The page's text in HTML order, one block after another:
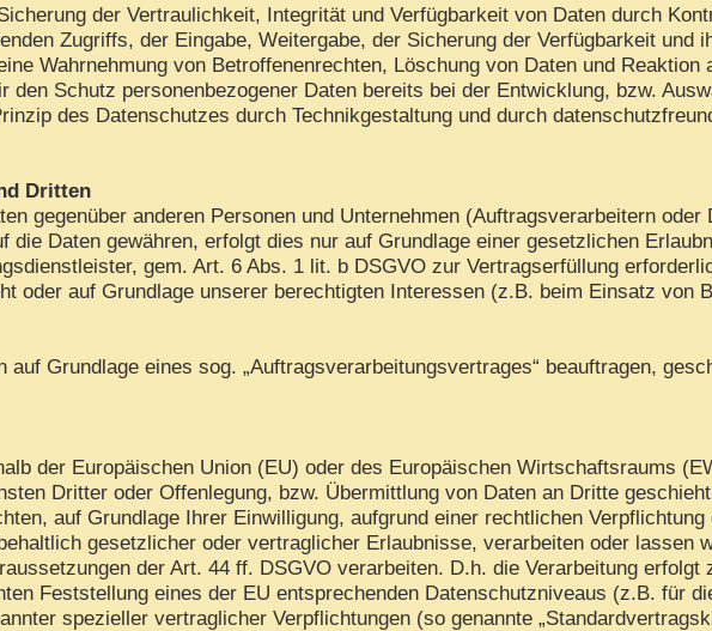
der Vertraulichkeit, Integrität und Verfügbarkeit von Daten durch
Zugriffs, der Eingabe, Weitergabe, der Sicherung der Verfügbarkeit und
Wahrnehmung von Betroffenenrechten, Löschung von Daten und Reaktion
Schutz personenbezogener Daten bereits bei der Entwicklung, bzw.
des Datenschutzes durch Technikgestaltung und durch
Dritten
gegenüber anderen Personen und Unternehmen (Auftragsverarbeitern
die Daten gewähren, erfolgt dies nur auf Grundlage einer gesetzlichen
gem. Art. 6 Abs. 1 lit. b DSGVO zur Vertragserfüllung
oder auf Grundlage unserer berechtigten Interessen (z.B. beim Einsatz von
Grundlage eines sog. „Auftragsverarbeitungsvertrages“ beauftragen,
der Europäischen Union (EU) oder des Europäischen Wirtschaftsraums
Dritter oder Offenlegung, bzw. Übermittlung von Daten an Dritte
auf Grundlage Ihrer Einwilligung, aufgrund einer rechtlichen Verpflichtung
gesetzlicher oder vertraglicher Erlaubnisse, verarbeiten oder lassen
der Art. 44 ff. DSGVO verarbeiten. D.h. die Verarbeitung erfolgt
Feststellung eines der EU entsprechenden Datenschutzniveaus (z.B. für
spezieller vertraglicher Verpflichtungen (so genannte